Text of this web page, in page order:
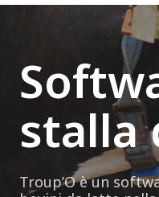
stalla
Troup’Oè un